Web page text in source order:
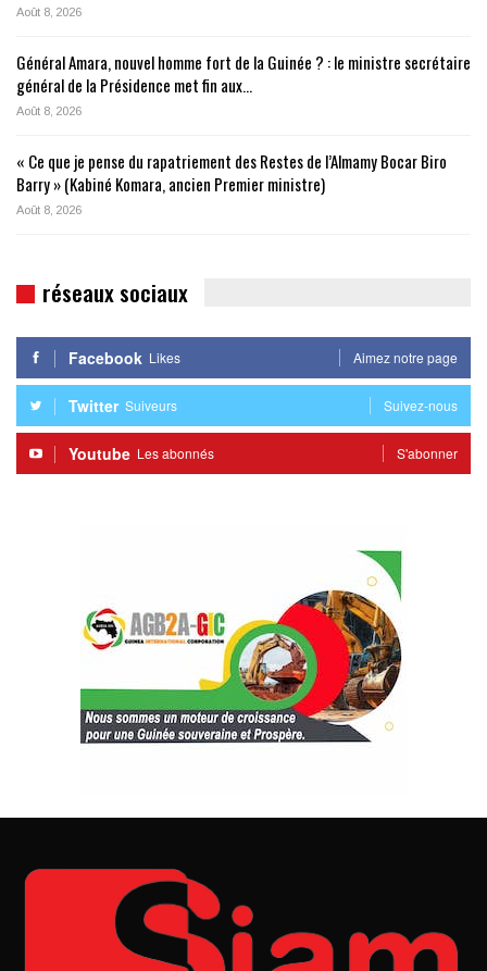
Août 8, 2026
Général Amara, nouvel homme fort de la Guinée ? : le ministre secrétaire
général de la Présidence met fin aux…
Août 8, 2026
« Ce que je pense du rapatriement des Restes de l’Almamy Bocar Biro
Barry » (Kabiné Komara, ancien Premier ministre)
Août 8, 2026
réseaux sociaux
Facebook Likes Aimez notre page
Twitter Suiveurs Suivez-nous
Youtube Les abonnés S'abonner